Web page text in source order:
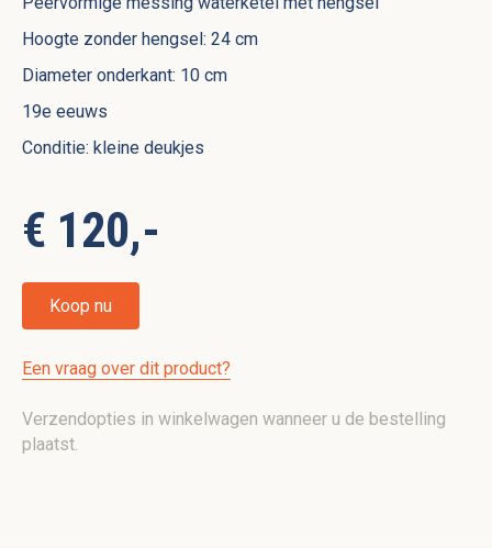
Hoogte zonder hengsel: 24 cm
Diameter onderkant: 10 cm
19e eeuws
Conditie: kleine deukjes
€ 120,-
Koop nu
Een vraag over dit product?
Verzendopties in winkelwagen wanneer u de bestelling
plaatst.